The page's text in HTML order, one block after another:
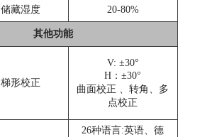
储藏湿度 20-80%
其他功能
梯形校正
V: ±30°
H：±30°
曲面校正 、转角、多
点校正
26种语言:英语、德